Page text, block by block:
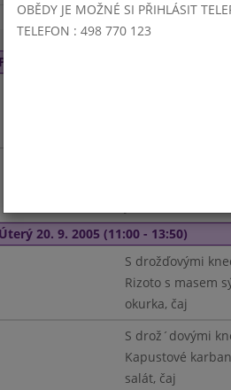
Pondělí 19. 9. 2005 (11:00 - 13:50)
Úterý 20. 9. 2005 (11:00 - 13:50)
S drožďovými
Rizoto s masem
okurka, čaj
S drož´dovými
Kapustové
salát, čaj
OBĚDY JE MOŽNÉ SI PŘIHLÁSIT
TELEFON : 498 770 123